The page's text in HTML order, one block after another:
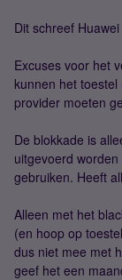
Dit schreef Huawei
Excuses voor het
kunnen het
provider moeten
De blokkade is
uitgevoerd
gebruiken. Heeft
Alleen met het
(en hoop op
dus niet mee met
geef het een